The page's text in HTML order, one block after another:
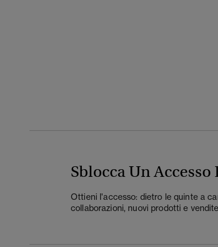
Sblocca Un Accesso
Ottieni l'accesso: dietro le quinte a
collaborazioni, nuovi prodotti e